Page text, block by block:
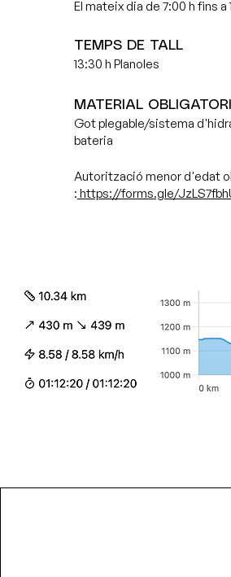
El mateix dia de 7:00 h fins
TEMPS DE TALL
13:30 h Planoles
MATERIAL OBLIGATORI
Got plegable/sistema
bateria
Autorització menor d'edat
: https://forms.gle/